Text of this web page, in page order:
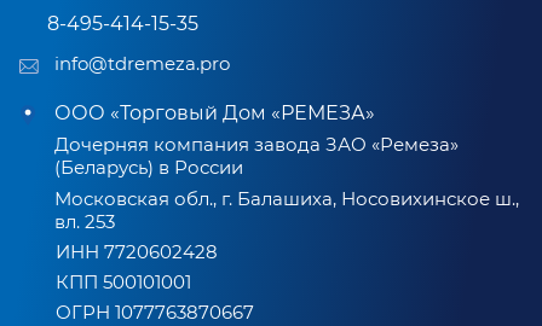
8-495-414-15-35
info@tdremeza.pro
ООО «Торговый Дом «РЕМЕЗА»
Дочерняя компания завода ЗАО «Ремеза»
(Беларусь) в России
Московская обл., г. Балашиха, Носовихинское ш.,
вл. 253
ИНН 7720602428
КПП 500101001
ОГРН 1077763870667